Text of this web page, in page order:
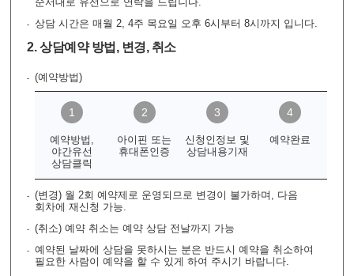
상담 시간은 매월 2, 4주 목요일 오후 6시부터 8시까지 입니다.
2. 상담예약 방법, 변경, 취소
(예약방법)
예약방법,
야간유선
상담클릭
아이핀 또는
휴대폰인증
신청인정보 및
상담내용기재
예약완료
(변경) 월 2회 예약제로 운영되므로 변경이 불가하며, 다음
회차에 재신청 가능.
(취소) 예약 취소는 예약 상담 전날까지 가능
예약된 날짜에 상담을 못하시는 분은 반드시 예약을 취소하여
필요한 사람이 예약을 할 수 있게 하여 주시기 바랍니다.